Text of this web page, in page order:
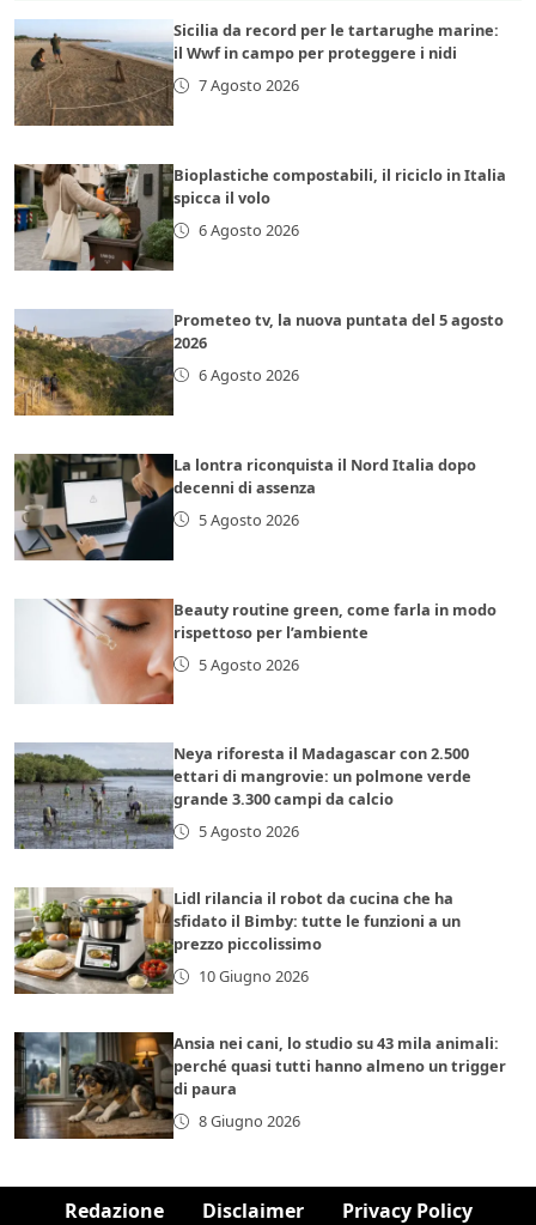
Sicilia da record per le tartarughe marine:
il Wwf in campo per proteggere i nidi
7 Agosto 2026
Bioplastiche compostabili, il riciclo in Italia
spicca il volo
6 Agosto 2026
Prometeo tv, la nuova puntata del 5 agosto
2026
6 Agosto 2026
La lontra riconquista il Nord Italia dopo
decenni di assenza
5 Agosto 2026
Beauty routine green, come farla in modo
rispettoso per l’ambiente
5 Agosto 2026
Neya riforesta il Madagascar con 2.500
ettari di mangrovie: un polmone verde
grande 3.300 campi da calcio
5 Agosto 2026
Lidl rilancia il robot da cucina che ha
sfidato il Bimby: tutte le funzioni a un
prezzo piccolissimo
10 Giugno 2026
Ansia nei cani, lo studio su 43 mila animali:
perché quasi tutti hanno almeno un trigger
di paura
8 Giugno 2026
Redazione Disclaimer Privacy Policy